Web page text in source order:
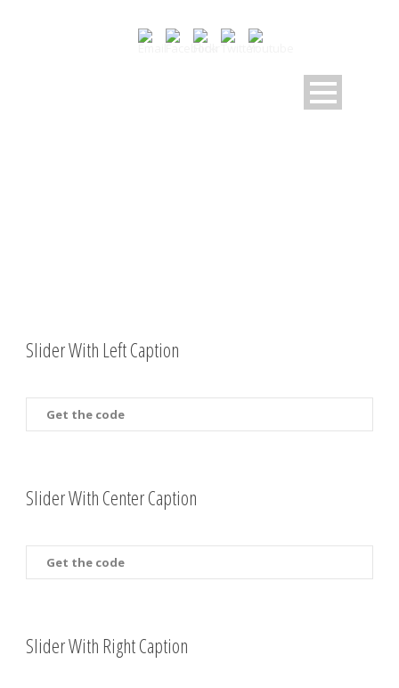
Slider With Left Caption
Get the code
Slider With Center Caption
Get the code
Slider With Right Caption